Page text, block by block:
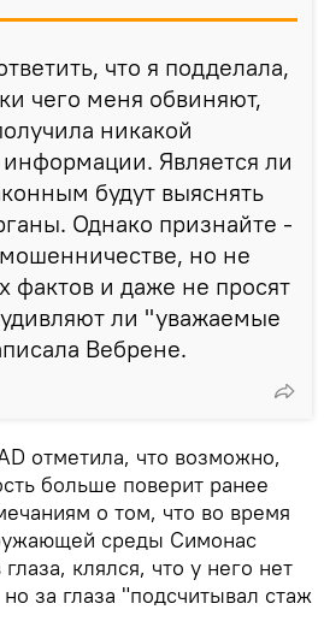
что я подделала,
чего меня обвиняют,
никакой
Является ли
будут выяснять
Однако признайте -
но не
фактов и даже не просят
ли "уважаемые
Вебрене.
отметила, что возможно,
больше поверит ранее
о том, что во время
среды Симонас
клялся, что у него нет
за глаза "подсчитывал стаж